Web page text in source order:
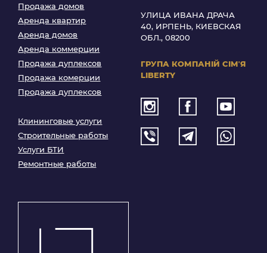
Продажа домов
Аренда квартир
Аренда домов
Аренда коммерции
Продажа дуплексов
Продажа комерции
Продажа дуплексов
Клининговые услуги
Строительные работы
Услуги БТИ
Ремонтные работы
УЛИЦА ИВАНА ДРАЧА
40, ИРПЕНЬ, КИЕВСКАЯ
ОБЛ., 08200
ГРУПА КОМПАНІЙ СІМʼЯ
LIBERTY